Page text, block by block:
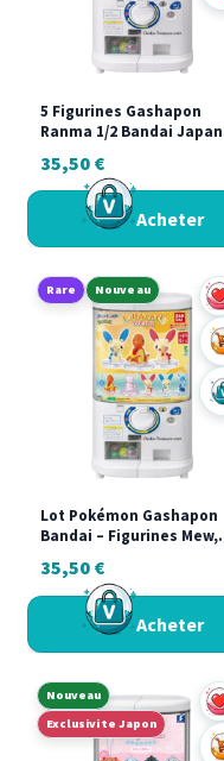
5 Figurines Gashapon
Ranma 1/2 Bandai Japan
35,50 €
Acheter
Rare Nouveau
Lot Pokémon Gashapon
Bandai – Figurines Mew,
Givrali
35,50 €
Acheter
Nouveau
Exclusivite Japon